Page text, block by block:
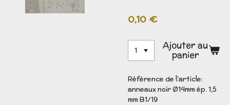
0,10 €
Ajouter au
panier
Référence de l'article:
anneaux noir Ø14mm ép. 1,5
mm B1/19